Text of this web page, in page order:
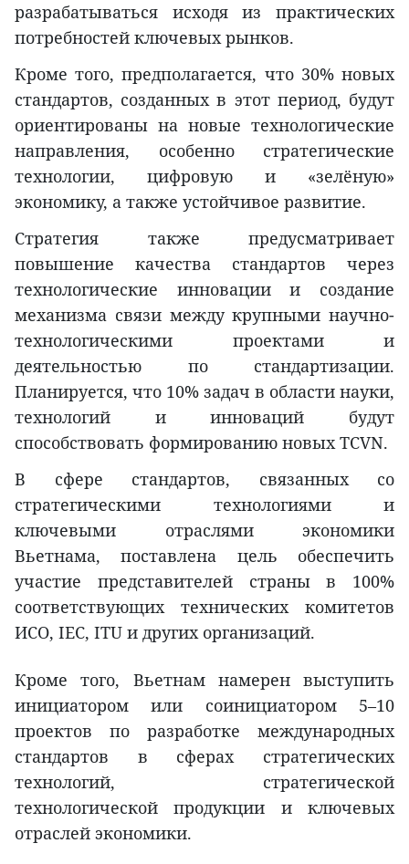
разрабатываться исходя из практических
потребностей ключевых рынков.
Кроме того, предполагается, что 30% новых
стандартов, созданных в этот период, будут
ориентированы на новые технологические
направления, особенно стратегические
технологии, цифровую и «зелёную»
экономику, а также устойчивое развитие.
Стратегия также предусматривает
повышение качества стандартов через
технологические инновации и создание
механизма связи между крупными научно-
технологическими проектами и
деятельностью по стандартизации.
Планируется, что 10% задач в области науки,
технологий и инноваций будут
способствовать формированию новых TCVN.
В сфере стандартов, связанных со
стратегическими технологиями и
ключевыми отраслями экономики
Вьетнама, поставлена цель обеспечить
участие представителей страны в 100%
соответствующих технических комитетов
ИСО, IEC, ITU и других организаций.
Кроме того, Вьетнам намерен выступить
инициатором или соинициатором 5–10
проектов по разработке международных
стандартов в сферах стратегических
технологий, стратегической
технологической продукции и ключевых
отраслей экономики.